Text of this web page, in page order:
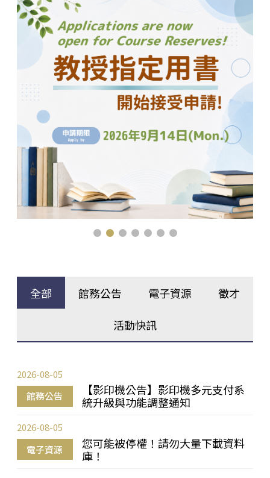
全部 館務公告 電子資源 徵才
活動快訊
館務公告
【影印機公告】影印機多元支付系
統升級與功能調整通知
2026-08-05
電子資源
您可能被停權！請勿大量下載資料
庫！
2026-08-05